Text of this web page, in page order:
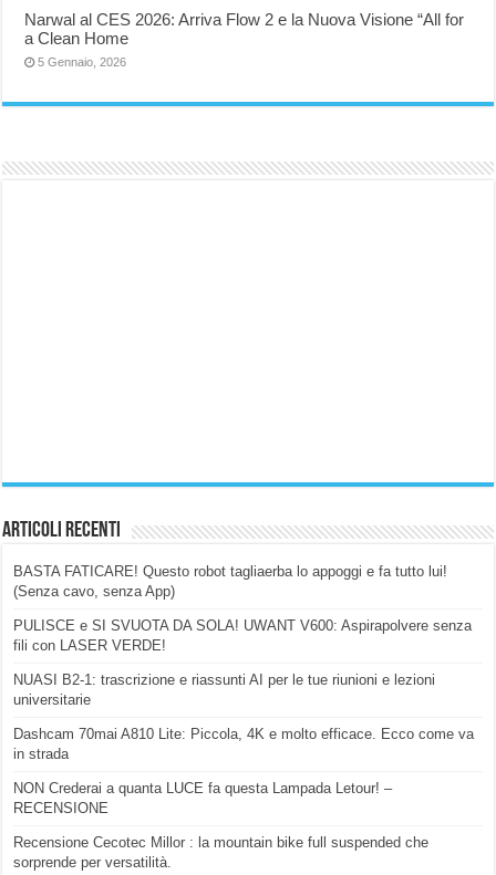
Narwal al CES 2026: Arriva Flow 2 e la Nuova Visione “All for
a Clean Home
5 Gennaio, 2026
Articoli Recenti
BASTA FATICARE! Questo robot tagliaerba lo appoggi e fa tutto lui!
(Senza cavo, senza App)
PULISCE e SI SVUOTA DA SOLA! UWANT V600: Aspirapolvere senza
fili con LASER VERDE!
NUASI B2-1: trascrizione e riassunti AI per le tue riunioni e lezioni
universitarie
Dashcam 70mai A810 Lite: Piccola, 4K e molto efficace. Ecco come va
in strada
NON Crederai a quanta LUCE fa questa Lampada Letour! –
RECENSIONE
Recensione Cecotec Millor : la mountain bike full suspended che
sorprende per versatilità.